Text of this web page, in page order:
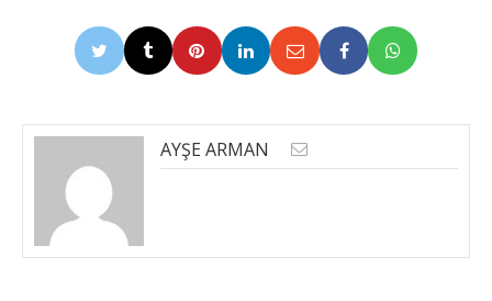
AYŞE ARMAN